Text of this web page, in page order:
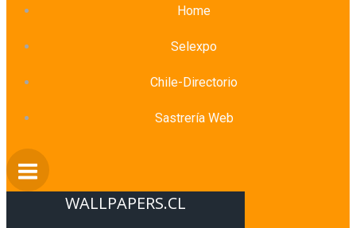
Home
Selexpo
Chile-Directorio
Sastrería Web
WALLPAPERS.CL